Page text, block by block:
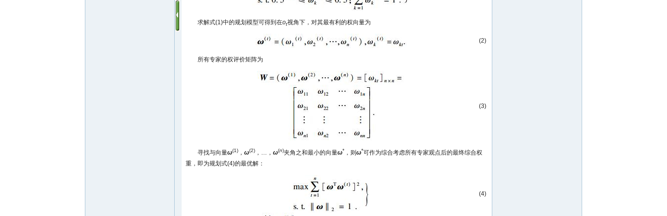
求解式(1)中的规划模型可得到在ot视角下，对其最有利的权向量为
(2)
所有专家的权评价矩阵为
(3)
寻找与向量ω(1) ， ω(2) ，…， ω(n)夹角之和最小的向量ω* ，则 ω*可作为综合考虑所有专家观点后的最终综合权
重，即为规划式(4)的最优解：
(4)